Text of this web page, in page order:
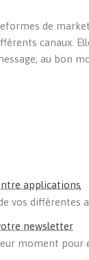
de
canaux.
au bon
applications
vos différentes
newsletter
moment pour